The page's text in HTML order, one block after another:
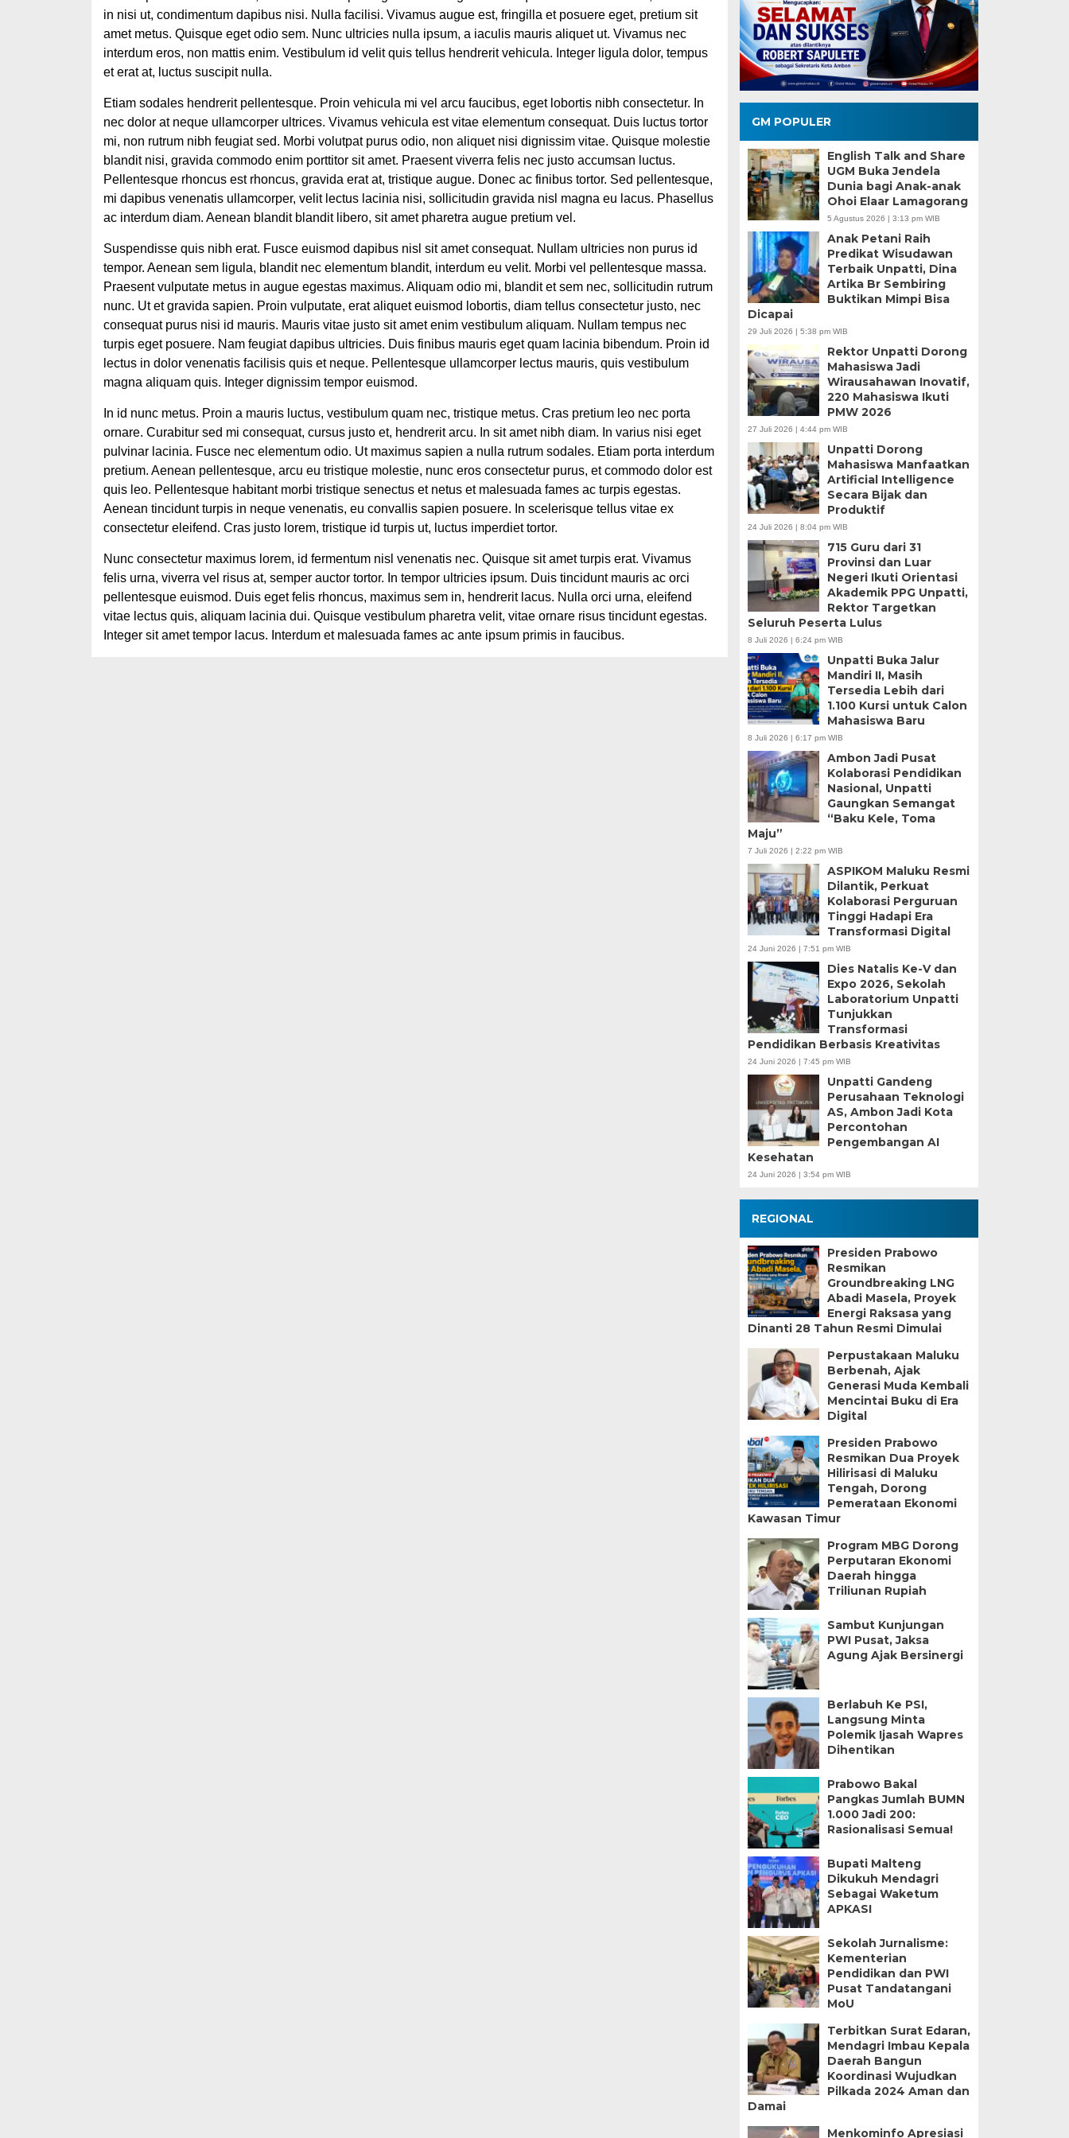
in nisi ut, condimentum dapibus nisi. Nulla facilisi. Vivamus augue est, fringilla et posuere eget, pretium sit
amet metus. Quisque eget odio sem. Nunc ultricies nulla ipsum, a iaculis mauris aliquet ut. Vivamus nec
interdum eros, non mattis enim. Vestibulum id velit quis tellus hendrerit vehicula. Integer ligula dolor, tempus
et erat at, luctus suscipit nulla.
Etiam sodales hendrerit pellentesque. Proin vehicula mi vel arcu faucibus, eget lobortis nibh consectetur. In
nec dolor at neque ullamcorper ultrices. Vivamus vehicula est vitae elementum consequat. Duis luctus tortor
mi, non rutrum nibh feugiat sed. Morbi volutpat purus odio, non aliquet nisi dignissim vitae. Quisque molestie
blandit nisi, gravida commodo enim porttitor sit amet. Praesent viverra felis nec justo accumsan luctus.
Pellentesque rhoncus est rhoncus, gravida erat at, tristique augue. Donec ac finibus tortor. Sed pellentesque,
mi dapibus venenatis ullamcorper, velit lectus lacinia nisi, sollicitudin gravida nisl magna eu lacus. Phasellus
ac interdum diam. Aenean blandit blandit libero, sit amet pharetra augue pretium vel.
Suspendisse quis nibh erat. Fusce euismod dapibus nisl sit amet consequat. Nullam ultricies non purus id
tempor. Aenean sem ligula, blandit nec elementum blandit, interdum eu velit. Morbi vel pellentesque massa.
Praesent vulputate metus in augue egestas maximus. Aliquam odio mi, blandit et sem nec, sollicitudin rutrum
nunc. Ut et gravida sapien. Proin vulputate, erat aliquet euismod lobortis, diam tellus consectetur justo, nec
consequat purus nisi id mauris. Mauris vitae justo sit amet enim vestibulum aliquam. Nullam tempus nec
turpis eget posuere. Nam feugiat dapibus ultricies. Duis finibus mauris eget quam lacinia bibendum. Proin id
lectus in dolor venenatis facilisis quis et neque. Pellentesque ullamcorper lectus mauris, quis vestibulum
magna aliquam quis. Integer dignissim tempor euismod.
In id nunc metus. Proin a mauris luctus, vestibulum quam nec, tristique metus. Cras pretium leo nec porta
ornare. Curabitur sed mi consequat, cursus justo et, hendrerit arcu. In sit amet nibh diam. In varius nisi eget
pulvinar lacinia. Fusce nec elementum odio. Ut maximus sapien a nulla rutrum sodales. Etiam porta interdum
pretium. Aenean pellentesque, arcu eu tristique molestie, nunc eros consectetur purus, et commodo dolor est
quis leo. Pellentesque habitant morbi tristique senectus et netus et malesuada fames ac turpis egestas.
Aenean tincidunt turpis in neque venenatis, eu convallis sapien posuere. In scelerisque tellus vitae ex
consectetur eleifend. Cras justo lorem, tristique id turpis ut, luctus imperdiet tortor.
Nunc consectetur maximus lorem, id fermentum nisl venenatis nec. Quisque sit amet turpis erat. Vivamus
felis urna, viverra vel risus at, semper auctor tortor. In tempor ultricies ipsum. Duis tincidunt mauris ac orci
pellentesque euismod. Duis eget felis rhoncus, maximus sem in, hendrerit lacus. Nulla orci urna, eleifend
vitae lectus quis, aliquam lacinia dui. Quisque vestibulum pharetra velit, vitae ornare risus tincidunt egestas.
Integer sit amet tempor lacus. Interdum et malesuada fames ac ante ipsum primis in faucibus.
GM POPULER
English Talk and Share
UGM Buka Jendela
Dunia bagi Anak-anak
Ohoi Elaar Lamagorang
5 Agustus 2026 | 3:13 pm WIB
Anak Petani Raih
Predikat Wisudawan
Terbaik Unpatti, Dina
Artika Br Sembiring
Buktikan Mimpi Bisa
Dicapai
29 Juli 2026 | 5:38 pm WIB
Rektor Unpatti Dorong
Mahasiswa Jadi
Wirausahawan Inovatif,
220 Mahasiswa Ikuti
PMW 2026
27 Juli 2026 | 4:44 pm WIB
Unpatti Dorong
Mahasiswa Manfaatkan
Artificial Intelligence
Secara Bijak dan
Produktif
24 Juli 2026 | 8:04 pm WIB
715 Guru dari 31
Provinsi dan Luar
Negeri Ikuti Orientasi
Akademik PPG Unpatti,
Rektor Targetkan
Seluruh Peserta Lulus
8 Juli 2026 | 6:24 pm WIB
Unpatti Buka Jalur
Mandiri II, Masih
Tersedia Lebih dari
1.100 Kursi untuk Calon
Mahasiswa Baru
8 Juli 2026 | 6:17 pm WIB
Ambon Jadi Pusat
Kolaborasi Pendidikan
Nasional, Unpatti
Gaungkan Semangat
“Baku Kele, Toma
Maju”
7 Juli 2026 | 2:22 pm WIB
ASPIKOM Maluku Resmi
Dilantik, Perkuat
Kolaborasi Perguruan
Tinggi Hadapi Era
Transformasi Digital
24 Juni 2026 | 7:51 pm WIB
Dies Natalis Ke-V dan
Expo 2026, Sekolah
Laboratorium Unpatti
Tunjukkan
Transformasi
Pendidikan Berbasis Kreativitas
24 Juni 2026 | 7:45 pm WIB
Unpatti Gandeng
Perusahaan Teknologi
AS, Ambon Jadi Kota
Percontohan
Pengembangan AI
Kesehatan
24 Juni 2026 | 3:54 pm WIB
REGIONAL
Presiden Prabowo
Resmikan
Groundbreaking LNG
Abadi Masela, Proyek
Energi Raksasa yang
Dinanti 28 Tahun Resmi Dimulai
Perpustakaan Maluku
Berbenah, Ajak
Generasi Muda Kembali
Mencintai Buku di Era
Digital
Presiden Prabowo
Resmikan Dua Proyek
Hilirisasi di Maluku
Tengah, Dorong
Pemerataan Ekonomi
Kawasan Timur
Program MBG Dorong
Perputaran Ekonomi
Daerah hingga
Triliunan Rupiah
Sambut Kunjungan
PWI Pusat, Jaksa
Agung Ajak Bersinergi
Berlabuh Ke PSI,
Langsung Minta
Polemik Ijasah Wapres
Dihentikan
Prabowo Bakal
Pangkas Jumlah BUMN
1.000 Jadi 200:
Rasionalisasi Semua!
Bupati Malteng
Dikukuh Mendagri
Sebagai Waketum
APKASI
Sekolah Jurnalisme:
Kementerian
Pendidikan dan PWI
Pusat Tandatangani
MoU
Terbitkan Surat Edaran,
Mendagri Imbau Kepala
Daerah Bangun
Koordinasi Wujudkan
Pilkada 2024 Aman dan
Damai
Menkominfo Apresiasi